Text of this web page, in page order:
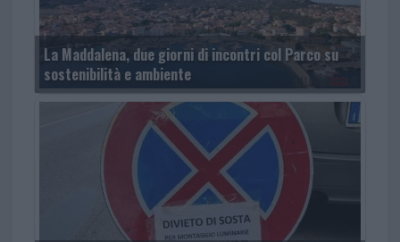
La Maddalena, due giorni di incontri col Parco su
sostenibilità e ambiente